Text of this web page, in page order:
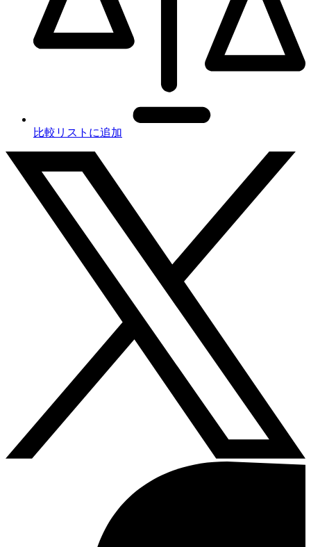
比較リストに追加